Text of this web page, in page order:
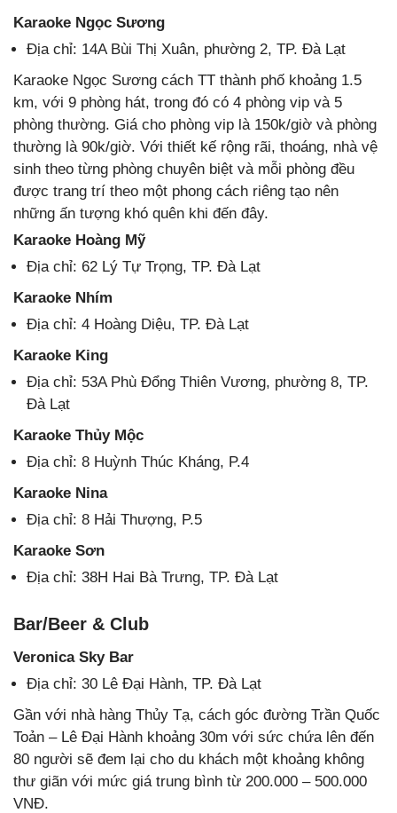
Karaoke Ngọc Sương
Địa chỉ: 14A Bùi Thị Xuân, phường 2, TP. Đà Lạt
Karaoke Ngọc Sương cách TT thành phố khoảng 1.5
km, với 9 phòng hát, trong đó có 4 phòng vip và 5
phòng thường. Giá cho phòng vip là 150k/giờ và phòng
thường là 90k/giờ. Với thiết kế rộng rãi, thoáng, nhà vệ
sinh theo từng phòng chuyên biệt và mỗi phòng đều
được trang trí theo một phong cách riêng tạo nên
những ấn tượng khó quên khi đến đây.
Karaoke Hoàng Mỹ
Địa chỉ: 62 Lý Tự Trọng, TP. Đà Lạt
Karaoke Nhím
Địa chỉ: 4 Hoàng Diệu, TP. Đà Lạt
Karaoke King
Địa chỉ: 53A Phù Đổng Thiên Vương, phường 8, TP.
Đà Lạt
Karaoke Thủy Mộc
Địa chỉ: 8 Huỳnh Thúc Kháng, P.4
Karaoke Nina
Địa chỉ: 8 Hải Thượng, P.5
Karaoke Sơn
Địa chỉ: 38H Hai Bà Trưng, TP. Đà Lạt
Bar/Beer & Club
Veronica Sky Bar
Địa chỉ: 30 Lê Đại Hành, TP. Đà Lạt
Gần với nhà hàng Thủy Tạ, cách góc đường Trần Quốc
Toản – Lê Đại Hành khoảng 30m với sức chứa lên đến
80 người sẽ đem lại cho du khách một khoảng không
thư giãn với mức giá trung bình từ 200.000 – 500.000
VNĐ.